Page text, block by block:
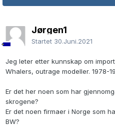
Jørgen1
Startet 30.Juni.2021
Jeg leter etter kunnskap om
Whalers, outrage modeller. 1978-
Er det her noen som har
skrogene?
Er det noen firmaer i Norge som
BW?